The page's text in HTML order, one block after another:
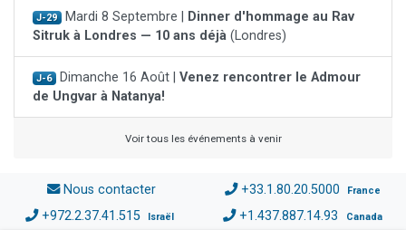
J-29 Mardi 8 Septembre |
Dinner d'hommage au Rav
Sitruk à Londres — 10 ans déjà (Londres)
J-6 Dimanche 16 Août | Venez rencontrer le Admour
de Ungvar à Natanya!
Voir tous les événements à venir
Nous contacter +33.1.80.20.5000 France
+972.2.37.41.515 Israël +1.437.887.14.93 Canada